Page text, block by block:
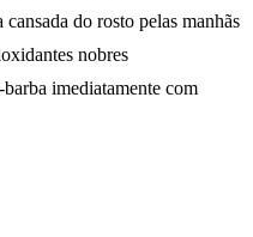
do rosto pelas manhãs
nobres
imediatamente com